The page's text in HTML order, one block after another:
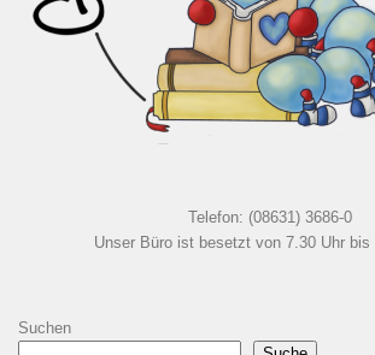
Telefon: (08631) 3686-0
Unser Büro ist besetzt von 7.30 Uhr bis
Suchen